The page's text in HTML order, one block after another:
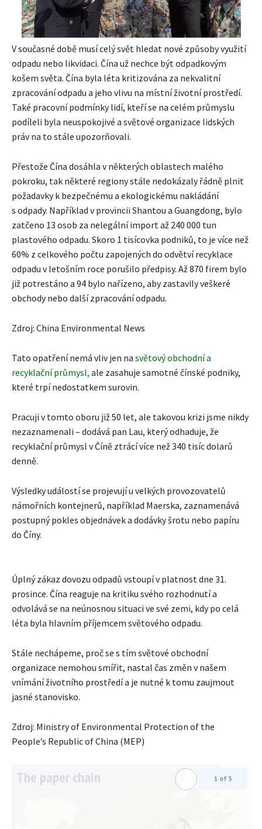
V současné době musí celý svět hledat nové způsoby využití
odpadu nebo likvidaci. Čína už nechce být odpadkovým
košem světa. Čína byla léta kritizována za nekvalitní
zpracování odpadu a jeho vlivu na místní životní prostředí.
Také pracovní podmínky lidí, kteří se na celém průmyslu
podíleli byla neuspokojivé a světové organizace lidských
práv na to stále upozorňovali.
Přestože Čína dosáhla v některých oblastech malého
pokroku, tak některé regiony stále nedokázaly řádně plnit
požadavky k bezpečnému a ekologickému nakládání
s odpady. Například v provincii Shantou a Guangdong, bylo
zatčeno 13 osob za nelegální import až 240 000 tun
plastového odpadu. Skoro 1 tisícovka podniků, to je více než
60% z celkového počtu zapojených do odvětví recyklace
odpadu v letošním roce porušilo předpisy. Až 870 firem bylo
již potrestáno a 94 bylo nařízeno, aby zastavily veškeré
obchody nebo další zpracování odpadu.
Zdroj: China Environmental News
Tato opatření nemá vliv jen na světový obchodní a
recyklační průmysl, ale zasahuje samotné čínské podniky,
které trpí nedostatkem surovin.
Pracuji v tomto oboru již 50 let, ale takovou krizi jsme nikdy
nezaznamenali – dodává pan Lau, který odhaduje, že
recyklační průmysl v Číně ztrácí více než 340 tisíc dolarů
denně.
Výsledky událostí se projevují u velkých provozovatelů
námořních kontejnerů, například Maerska, zaznamenává
postupný pokles objednávek a dodávky šrotu nebo papíru
do Číny.
Úplný zákaz dovozu odpadů vstoupí v platnost dne 31.
prosince. Čína reaguje na kritiku svého rozhodnutí a
odvolává se na neúnosnou situaci ve své zemi, kdy po celá
léta byla hlavním příjemcem světového odpadu.
Stále nechápeme, proč se s tím světové obchodní
organizace nemohou smířit, nastal čas změn v našem
vnímání životního prostředí a je nutné k tomu zaujmout
jasné stanovisko.
Zdroj: Ministry of Environmental Protection of the
People’s Republic of China (MEP)